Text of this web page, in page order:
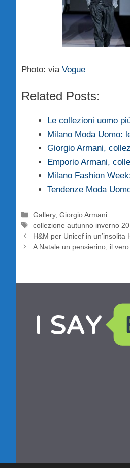
Photo: via Vogue
Related Posts:
Le collezioni uomo
Milano Moda Uomo:
Giorgio Armani,
Emporio Armani,
Milano Fashion
Tendenze Moda
Categorie
Gallery,Giorgio Armani
Tag
collezione autunno inverno
H&M per Unicef in un’insolita
A Natale un pensierino, il